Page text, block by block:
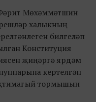
Мөхәммәтшин
халыкның
билгеләп
Конституция
җиңәргә ярдәм
кертелгән
тормышын